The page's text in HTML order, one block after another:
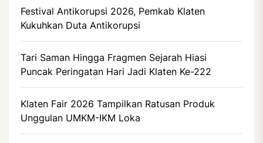
Festival Antikorupsi 2026, Pemkab Klaten
Kukuhkan Duta Antikorupsi
Tari Saman Hingga Fragmen Sejarah Hiasi
Puncak Peringatan Hari Jadi Klaten Ke-222
Klaten Fair 2026 Tampilkan Ratusan Produk
Unggulan UMKM-IKM Loka